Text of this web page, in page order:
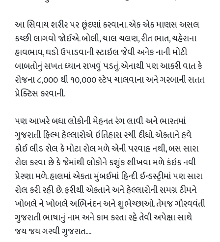
આ સિવાય શરીર પર છૂંદણાં કરવાના. એક એક માણસ અસલ
કચ્છી લાગવો જોઈએ. બોલી, ચાલ ચલણ, રીત ભાત, ચહેરાના
હાવભાવ, ઘડો ઉપાડવાની સ્ટાઇલ જેવી અનેક નાની મોટી
બાબતોનું સખત ધ્યાન રાખવું પડતું. એનાથી પણ આકરી વાત કે
રોજના ૮,૦૦૦ થી ૧૦,૦૦૦ સ્ટેપ ચાલવાના અને ગરબાની સતત
પ્રેક્ટિસ કરવાની.
પણ આખરે બધા લોકોની મેહનત રંગ લાવી અને ભારતમાં
ગુજરાતી ફિલ્મ હેલ્લારોએ ઇતિહાસ રચી દીધો. એકતાને હવે
કોઈ લીડ રોલ કે મોટા રોલ મળે એની પરવાહ નથી, બસ સારા
રોલ કરવા છે કે જેમાંથી લોકોને કશુંક શીખવા મળે કંઇક નવી
પ્રેરણા મળે. હાલમાં એકતા મુંબઈમાં હિન્દી ઈન્ડસ્ટ્રીમાં પણ સારા
રોલ કરી રહી છે. ફરીથી એકતાને અને હેલ્લારોની સમગ્ર ટીમને
ખોબલે ને ખોબલે અભિનંદન અને શુભેચ્છાઓ. તેમજ ગૌરવવંતી
ગુજરાતી ભાષાનું નામ અને કામ કરતા રહે તેવી અપેક્ષા સાથે
જય જય ગરવી ગુજરાત....